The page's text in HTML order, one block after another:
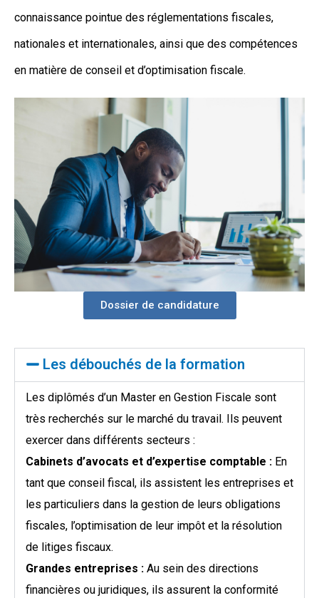
connaissance pointue des réglementations fiscales,
nationales et internationales, ainsi que des compétences
en matière de conseil et d’optimisation fiscale.
Dossier de candidature
Les débouchés de la formation
Les diplômés d’un Master en Gestion Fiscale sont
très recherchés sur le marché du travail. Ils peuvent
exercer dans différents secteurs :
Cabinets d’avocats et d’expertise comptable : En
tant que conseil fiscal, ils assistent les entreprises et
les particuliers dans la gestion de leurs obligations
fiscales, l’optimisation de leur impôt et la résolution
de litiges fiscaux.
Grandes entreprises : Au sein des directions
financières ou juridiques, ils assurent la conformité